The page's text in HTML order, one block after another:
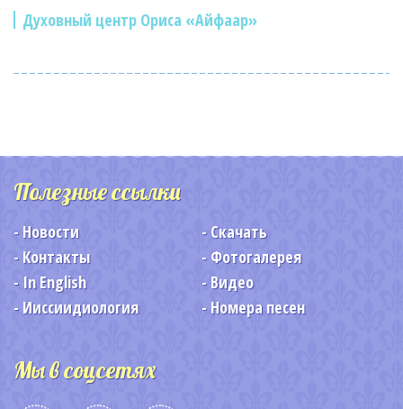
Духовный центр Ориса «Айфаар»
Полезные ссылки
Новости
Скачать
Контакты
Фотогалерея
In English
Видео
Ииссиидиология
Номера песен
Мы в соцсетях